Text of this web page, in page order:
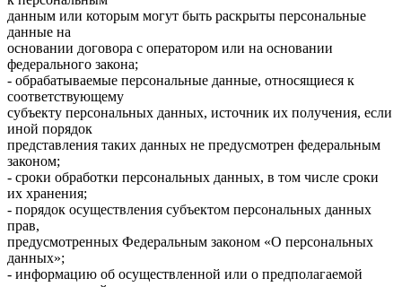
данным или которым могут быть раскрыты персональные
данные на
основании договора с оператором или на основании
федерального закона;
- обрабатываемые персональные данные, относящиеся к
соответствующему
субъекту персональных данных, источник их получения, если
иной порядок
представления таких данных не предусмотрен федеральным
законом;
- сроки обработки персональных данных, в том числе сроки
их хранения;
- порядок осуществления субъектом персональных данных
прав,
предусмотренных Федеральным законом «О персональных
данных»;
- информацию об осуществленной или о предполагаемой